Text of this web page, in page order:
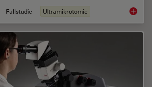
Fallstudie Ultramikrotomie How to